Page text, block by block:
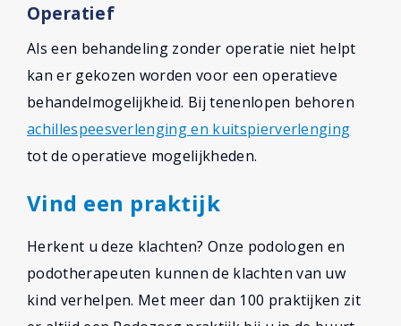
Operatief
Als een behandeling zonder operatie niet helpt
kan er gekozen worden voor een operatieve
behandelmogelijkheid. Bij tenenlopen behoren
achillespeesverlenging en kuitspierverlenging
tot de operatieve mogelijkheden.
Vind een praktijk
Herkent u deze klachten? Onze podologen en
podotherapeuten kunnen de klachten van uw
kind verhelpen. Met meer dan 100 praktijken zit